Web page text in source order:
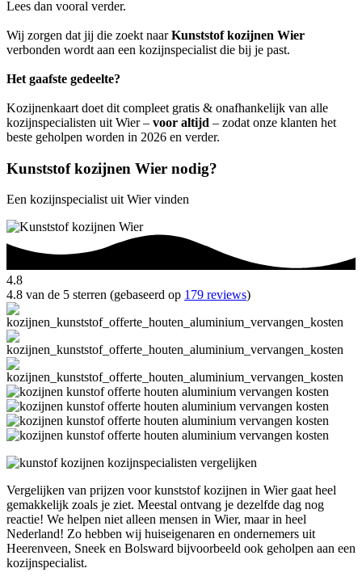
Lees dan vooral verder.
Wij zorgen dat jij die zoekt naarKunststof kozijnen Wier
verbonden wordt aan een kozijnspecialist die bij je past.
Het gaafste gedeelte?
Kozijnenkaart doet dit compleet gratis & onafhankelijk van alle
kozijnspecialisten uit Wier – voor altijd – zodat onze klanten het
beste geholpen worden in 2026 en verder.
Kunststof kozijnen Wier nodig?
Een kozijnspecialist uit Wier vinden
4.8
4.8 van de 5 sterren (gebaseerd op 179 reviews)
Vergelijken van prijzen voor kunststof kozijnen in Wier gaat heel
gemakkelijk zoals je ziet. Meestal ontvang je dezelfde dag nog
reactie! We helpen niet alleen mensen in Wier, maar in heel
Nederland! Zo hebben wij huiseigenaren en ondernemers uit
Heerenveen, Sneek en Bolsward bijvoorbeeld ook geholpen aan een
kozijnspecialist.